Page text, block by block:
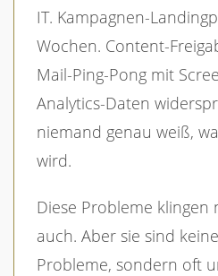
IT. Kampagnen-
Wochen. Content-
Mail-Ping-Pong mit
Analytics-Daten
niemand genau weiß,
wird.
Diese Probleme klingen
auch. Aber sie sind
Probleme, sondern oft